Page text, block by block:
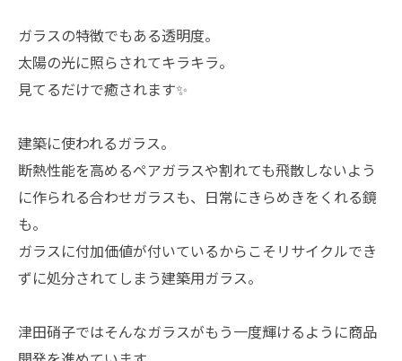
ガラスの特徴でもある透明度。
太陽の光に照らされてキラキラ。
見てるだけで癒されます✨
建築に使われるガラス。
断熱性能を高めるペアガラスや割れても飛散しないよう
に作られる合わせガラスも、日常にきらめきをくれる鏡
も。
ガラスに付加価値が付いているからこそリサイクルでき
ずに処分されてしまう建築用ガラス。
津田硝子ではそんなガラスがもう一度輝けるように商品